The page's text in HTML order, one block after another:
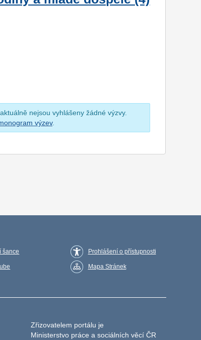
nejsou vyhlášeny žádné výzvy.
výzev.
šance Prohlášení o přístupnosti
Mapa Stránek
Zřizovatelem portálu je
Ministerstvo práce a sociálních věcí ČR